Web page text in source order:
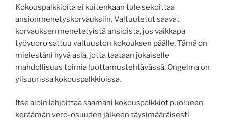
Kokouspalkkioita ei kuitenkaan tule sekoittaa
ansionmenetyskorvauksiin. Valtuutetut saavat
korvauksen menetetyistä ansioista, jos vaikkapa
työvuoro sattuu valtuuston kokouksen päälle. Tämä on
mielestäni hyvä asia, jotta taataan jokaiselle
mahdollisuus toimia luottamustehtävässä. Ongelma on
ylisuurissa kokouspalkkioissa.
Itse aioin lahjoittaa saamani kokouspalkkiot puolueen
keräämän vero-osuuden jälkeen täysimääräisesti